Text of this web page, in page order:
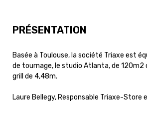
PRÉSENTATION
Basée à Toulouse, la société Triaxe est
de tournage, le studio Atlanta, de 120m2
grill de 4,48m.
Laure Bellegy, Responsable Triaxe-